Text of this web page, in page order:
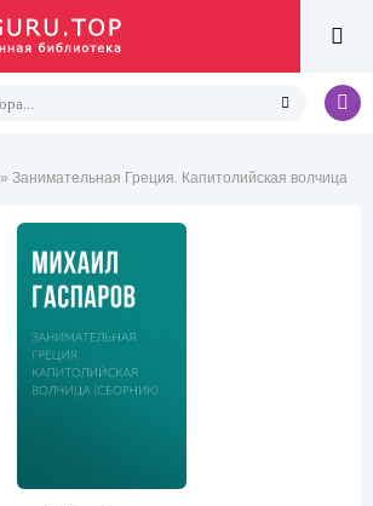
» Занимательная Греция. Капитолийская волчица